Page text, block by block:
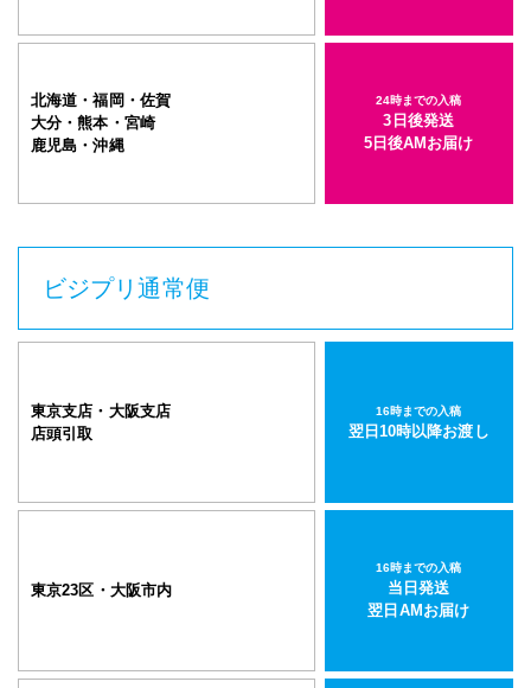
北海道・福岡・佐賀
大分・熊本・宮崎
鹿児島・沖縄
24時までの入稿
3日後発送
5日後AMお届け
ビジプリ通常便
東京支店・大阪支店
店頭引取
16時までの入稿
翌日10時以降お渡し
東京23区・大阪市内
16時までの入稿
当日発送
翌日AMお届け